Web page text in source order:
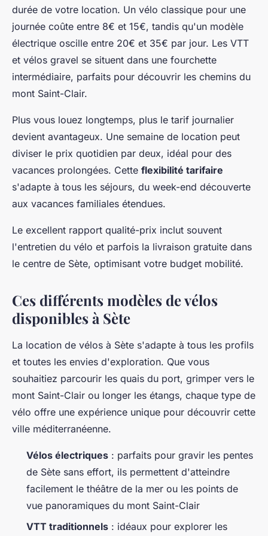
durée de votre location. Un vélo classique pour une
journée coûte entre 8€ et 15€, tandis qu'un modèle
électrique oscille entre 20€ et 35€ par jour. Les VTT
et vélos gravel se situent dans une fourchette
intermédiaire, parfaits pour découvrir les chemins du
mont Saint-Clair.
Plus vous louez longtemps, plus le tarif journalier
devient avantageux. Une semaine de location peut
diviser le prix quotidien par deux, idéal pour des
vacances prolongées. Cette flexibilité tarifaire
s'adapte à tous les séjours, du week-end découverte
aux vacances familiales étendues.
Le excellent rapport qualité-prix inclut souvent
l'entretien du vélo et parfois la livraison gratuite dans
le centre de Sète, optimisant votre budget mobilité.
Ces différents modèles de vélos
disponibles à Sète
La location de vélos à Sète s'adapte à tous les profils
et toutes les envies d'exploration. Que vous
souhaitiez parcourir les quais du port, grimper vers le
mont Saint-Clair ou longer les étangs, chaque type de
vélo offre une expérience unique pour découvrir cette
ville méditerranéenne.
Vélos électriques : parfaits pour gravir les pentes
de Sète sans effort, ils permettent d'atteindre
facilement le théâtre de la mer ou les points de
vue panoramiques du mont Saint-Clair
VTT traditionnels : idéaux pour explorer les